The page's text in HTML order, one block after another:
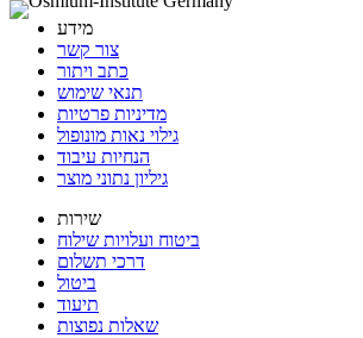
מידע
צור קשר
כתב ויתור
תנאי שימוש
מדיניות פרטיות
גילוי נאות מונופול
הנחיות עיבוד
גיליון נתוני מוצר
שירות
ביטוח ועלויות שילוח
דרכי תשלום
ביטול
תיעוד
שאלות נפוצות